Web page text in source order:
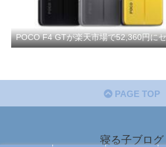
POCO F4 GTが楽天市場で52,360円に
PAGE TOP
寝る子ブログ